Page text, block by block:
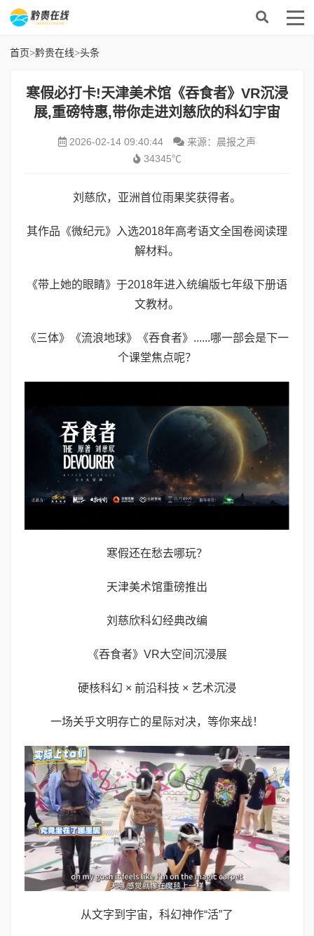
首页>黔贵在线>头条
寒假必打卡!天津美术馆《吞食者》VR沉浸
展,重磅特惠,带你走进刘慈欣的科幻宇宙
2026-02-14 09:40:44
来源：晨报之声
34345℃
刘慈欣，亚洲首位雨果奖获得者。
其作品《微纪元》入选2018年高考语文全国卷阅读理
解材料。
《带上她的眼睛》于2018年进入统编版七年级下册语
文教材。
《三体》《流浪地球》《吞食者》......哪一部会是下一
个课堂焦点呢？
寒假还在愁去哪玩？
天津美术馆重磅推出
刘慈欣科幻经典改编
《吞食者》VR大空间沉浸展
硬核科幻 × 前沿科技 × 艺术沉浸
一场关乎文明存亡的星际对决，等你来战！
从文字到宇宙，科幻神作“活”了